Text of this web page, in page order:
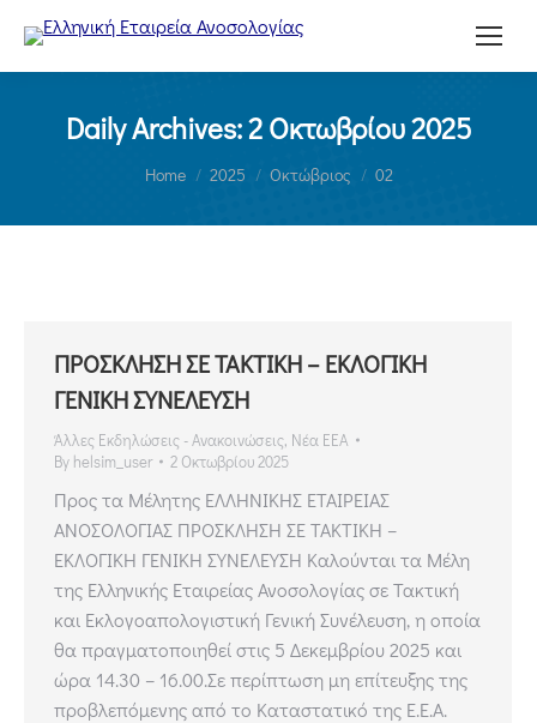
Daily Archives:2 Οκτωβρίου 2025
You are here:
Home 2025 Οκτώβριος 02
ΠΡΟΣΚΛΗΣΗ ΣΕ ΤΑΚΤΙΚΗ – ΕΚΛΟΓΙΚΗ
ΓΕΝΙΚΗ ΣΥΝΕΛΕΥΣΗ
Άλλες Εκδηλώσεις - Ανακοινώσεις, Νέα ΕΕΑ
By helsim_user 2 Οκτωβρίου 2025
Προς τα Μέλητης ΕΛΛΗΝΙΚΗΣ ΕΤΑΙΡΕΙΑΣ
ΑΝΟΣΟΛΟΓΙΑΣ ΠΡΟΣΚΛΗΣΗ ΣΕ ΤΑΚΤΙΚΗ –
ΕΚΛΟΓΙΚΗ ΓΕΝΙΚΗ ΣΥΝΕΛΕΥΣΗ Καλούνται τα Μέλη
της Ελληνικής Εταιρείας Ανοσολογίας σε Τακτική
και Εκλογοαπολογιστική Γενική Συνέλευση, η οποία
θα πραγματοποιηθεί στις 5 Δεκεμβρίου 2025 και
ώρα 14.30 – 16.00.Σε περίπτωση μη επίτευξης της
προβλεπόμενης από το Καταστατικό της Ε.Ε.Α.